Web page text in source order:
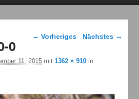
Bilder-Navigation
← Vorheriges Nächstes →
0
11, 2015 mit1362 × 910 in